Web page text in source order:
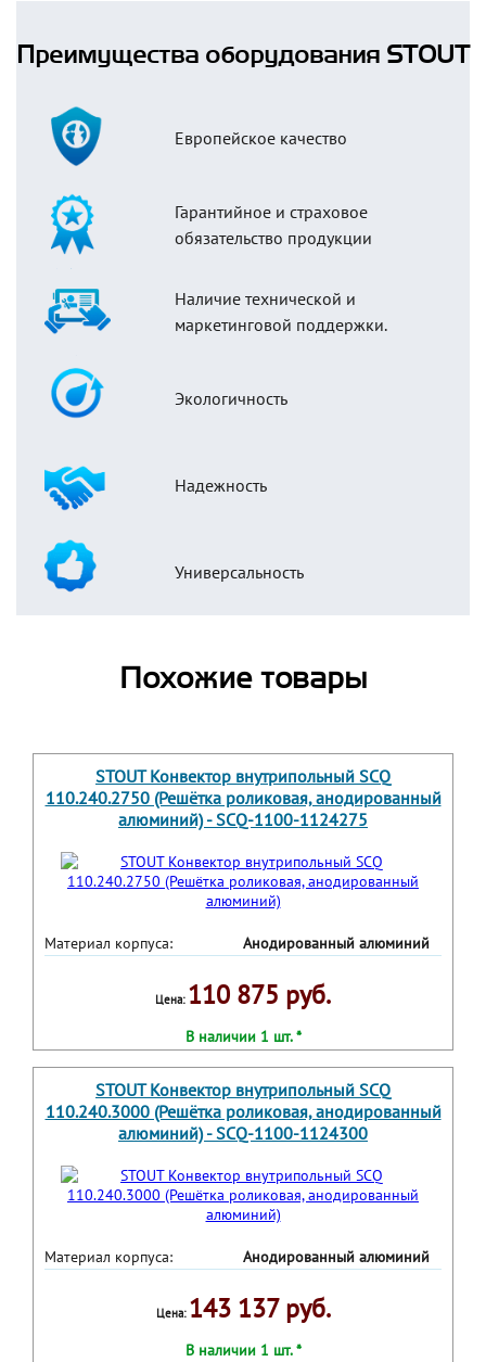
Преимущества оборудования STOUT
Европейское качество
Гарантийное и страховое
обязательство продукции
Наличие технической и
маркетинговой поддержки.
Экологичность
Надежность
Универсальность
Похожие товары
STOUT Конвектор внутрипольный SCQ
110.240.2750 (Решётка роликовая, анодированный
алюминий) - SCQ-1100-1124275
Материал корпуса: Анодированный алюминий
Цена: 110 875 руб.
В наличии 1 шт. *
STOUT Конвектор внутрипольный SCQ
110.240.3000 (Решётка роликовая, анодированный
алюминий) - SCQ-1100-1124300
Материал корпуса: Анодированный алюминий
Цена: 143 137 руб.
В наличии 1 шт. *